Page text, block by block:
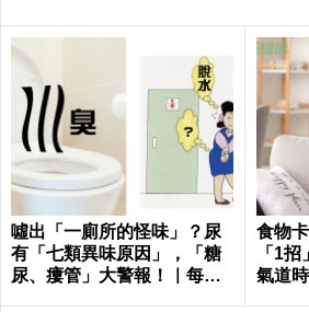
噓出「一廁所的怪味」？尿
有「七類異味原因」，「糖
尿、瘻管」大警報！｜每日
食物
「1
氣道